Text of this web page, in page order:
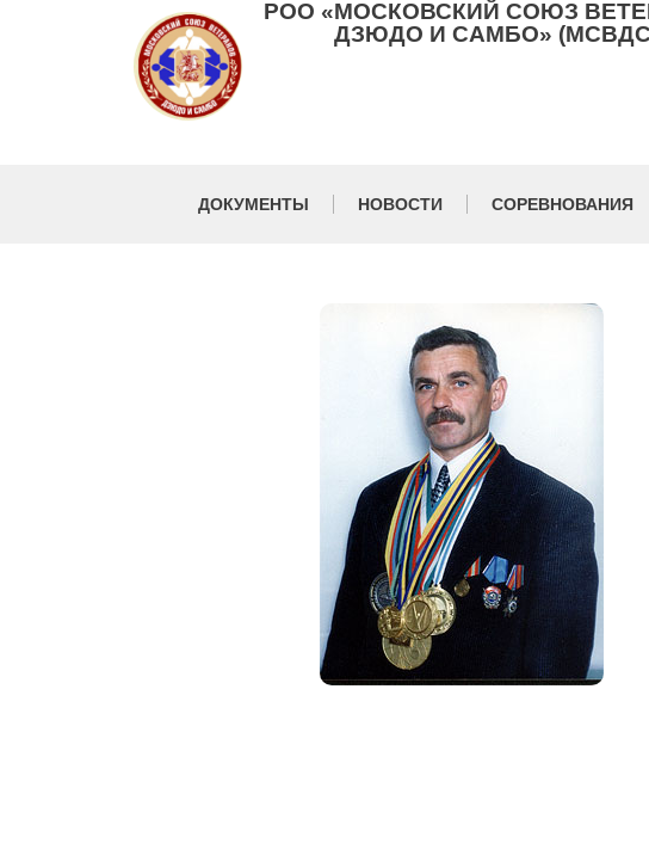
РОО «МОСКОВСКИЙ СОЮЗ
ДЗЮДО И САМБО»
ДОКУМЕНТЫ НОВОСТИ СОРЕВНОВАНИЯ